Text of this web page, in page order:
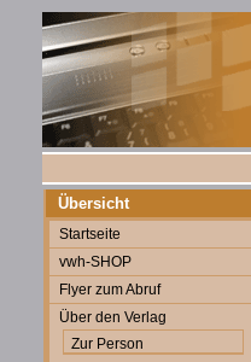
Übersicht
Startseite
vwh-SHOP
Flyer zum Abruf
Über den Verlag
Zur Person